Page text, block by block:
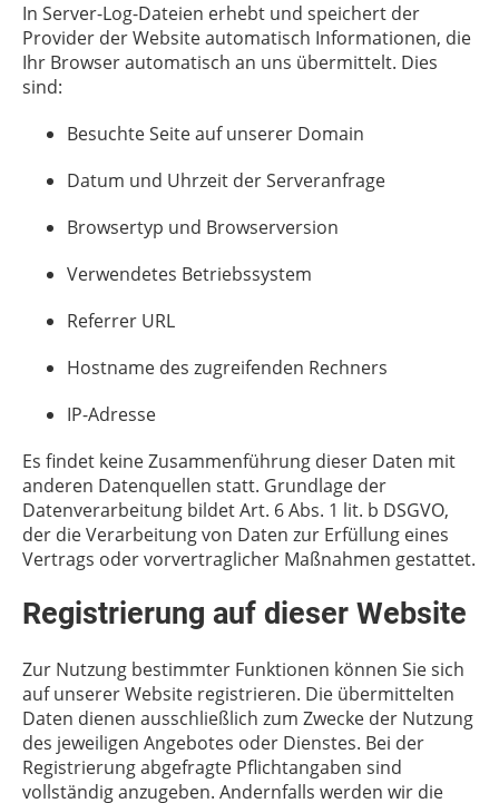
In Server-Log-Dateien erhebt und speichert der
Provider der Website automatisch Informationen, die
Ihr Browser automatisch an uns übermittelt. Dies
sind:
Besuchte Seite auf unserer Domain
Datum und Uhrzeit der Serveranfrage
Browsertyp und Browserversion
Verwendetes Betriebssystem
Referrer URL
Hostname des zugreifenden Rechners
IP-Adresse
Es findet keine Zusammenführung dieser Daten mit
anderen Datenquellen statt. Grundlage der
Datenverarbeitung bildet Art. 6 Abs. 1 lit. b DSGVO,
der die Verarbeitung von Daten zur Erfüllung eines
Vertrags oder vorvertraglicher Maßnahmen gestattet.
Registrierung auf dieser Website
Zur Nutzung bestimmter Funktionen können Sie sich
auf unserer Website registrieren. Die übermittelten
Daten dienen ausschließlich zum Zwecke der Nutzung
des jeweiligen Angebotes oder Dienstes. Bei der
Registrierung abgefragte Pflichtangaben sind
vollständig anzugeben. Andernfalls werden wir die